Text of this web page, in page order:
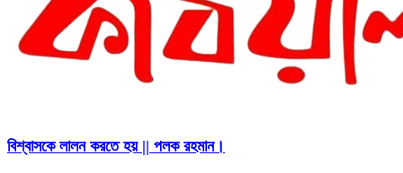
বিশ্বাসকে লালন করতে হয় || পলক রহমান।